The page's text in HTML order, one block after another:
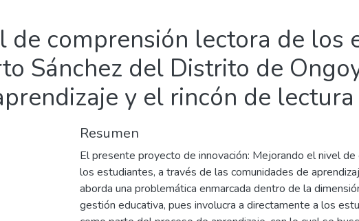
de comprensión lectora de los
Sánchez del Distrito de
y el rincón de lectura
Resumen
El presente proyecto de innovación: Mejorando el nivel
los estudiantes, a través de las comunidades de
aborda una problemática enmarcada dentro de la
gestión educativa, pues involucra a directamente a los